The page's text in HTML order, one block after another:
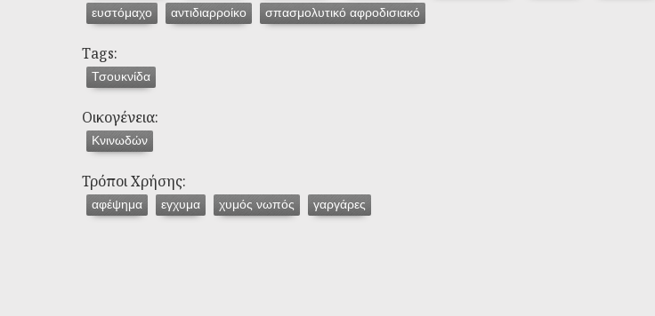
ευστόμαχο αντιδιαρροίκο σπασμολυτικό αφροδισιακό
Tags:
Τσουκνίδα
Οικογένεια:
Κνινωδών
Τρόποι Χρήσης:
αφέψημα εγχυμα χυμός νωπός γαργάρες